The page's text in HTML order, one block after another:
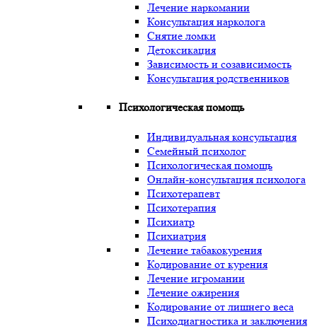
Лечение наркомании
Консультация нарколога
Снятие ломки
Детоксикация
Зависимость и созависимость
Консультация родственников
Психологическая помощь
Индивидуальная консультация
Семейный психолог
Психологическая помощь
Онлайн-консультация психолога
Психотерапевт
Психотерапия
Психиатр
Психиатрия
Лечение табакокурения
Кодирование от курения
Лечение игромании
Лечение ожирения
Кодирование от лишнего веса
Психодиагностика и заключения